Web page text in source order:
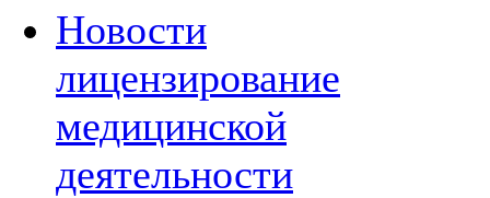
Новости
лицензирование
медицинской
деятельности